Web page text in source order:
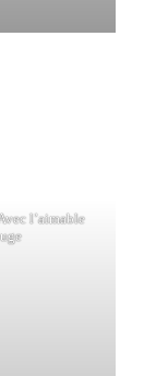
l’aimable